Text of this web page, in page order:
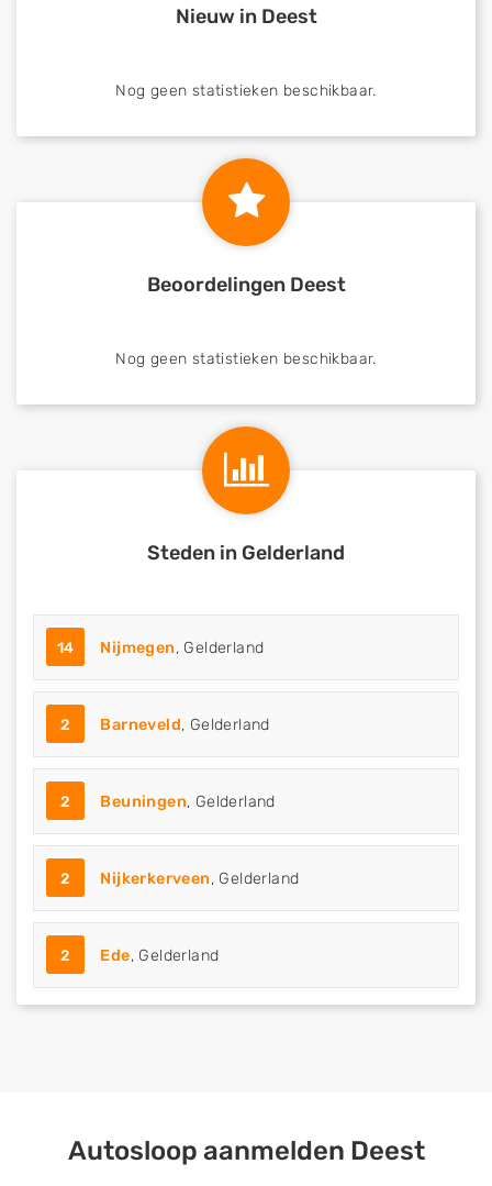
Nieuw in Deest
Nog geen statistieken beschikbaar.
Beoordelingen Deest
Nog geen statistieken beschikbaar.
Steden in Gelderland
14 Nijmegen, Gelderland
2 Barneveld, Gelderland
2 Beuningen, Gelderland
2 Nijkerkerveen, Gelderland
2 Ede, Gelderland
Autosloop aanmelden Deest